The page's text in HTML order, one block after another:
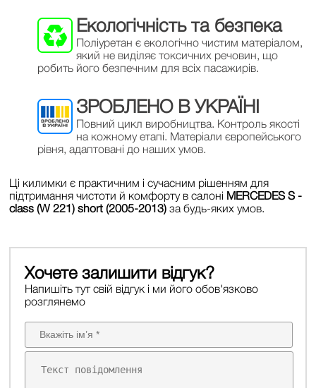
Екологічність та безпека
Поліуретан є екологічно чистим матеріалом,
який не виділяє токсичних речовин, що
робить його безпечним для всіх пасажирів.
ЗРОБЛЕНО В УКРАЇНІ
Повний цикл виробництва. Контроль якості
на кожному етапі. Матеріали європейського
рівня, адаптовані до наших умов.
Ці килимки є практичним і сучасним рішенням для
підтримання чистоти й комфорту в салоні MERCEDES S -
class (W 221) short (2005-2013) за будь-яких умов.
Хочете залишити відгук?
Напишіть тут свій відгук і ми його обов'язково
розглянемо